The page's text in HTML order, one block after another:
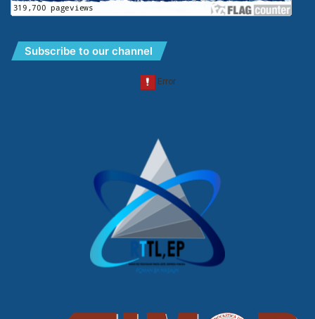
Subscribe to our channel